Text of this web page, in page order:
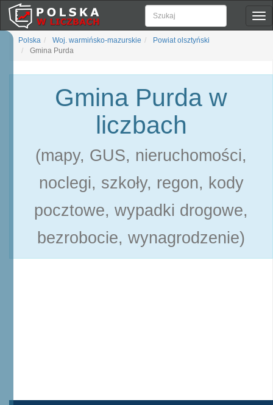
Polska Woj. warmińsko-mazurskie
Powiat olsztyński
Gmina Purda
Gmina Purda w
liczbach
(mapy, GUS, nieruchomości,
noclegi, szkoły, regon, kody
pocztowe, wypadki drogowe,
bezrobocie, wynagrodzenie)